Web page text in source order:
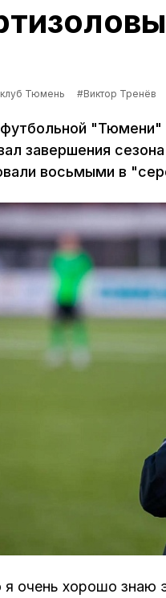
Тюмень #Виктор Тренёв
"Тюмени"
завершения
восьмыми в
очень хорошо знаю